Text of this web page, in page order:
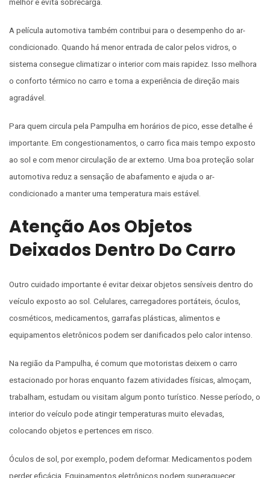
A película automotiva também contribui para o desempenho do ar-
condicionado. Quando há menor entrada de calor pelos vidros, o
sistema consegue climatizar o interior com mais rapidez. Isso melhora
o conforto térmico no carro e torna a experiência de direção mais
agradável.
Para quem circula pela Pampulha em horários de pico, esse detalhe é
importante. Em congestionamentos, o carro fica mais tempo exposto
ao sol e com menor circulação de ar externo. Uma boa proteção solar
automotiva reduz a sensação de abafamento e ajuda o ar-
condicionado a manter uma temperatura mais estável.
Atenção Aos Objetos
Deixados Dentro Do Carro
Outro cuidado importante é evitar deixar objetos sensíveis dentro do
veículo exposto ao sol. Celulares, carregadores portáteis, óculos,
cosméticos, medicamentos, garrafas plásticas, alimentos e
equipamentos eletrônicos podem ser danificados pelo calor intenso.
Na região da Pampulha, é comum que motoristas deixem o carro
estacionado por horas enquanto fazem atividades físicas, almoçam,
trabalham, estudam ou visitam algum ponto turístico. Nesse período, o
interior do veículo pode atingir temperaturas muito elevadas,
colocando objetos e pertences em risco.
Óculos de sol, por exemplo, podem deformar. Medicamentos podem
perder eficácia. Equipamentos eletrônicos podem superaquecer.